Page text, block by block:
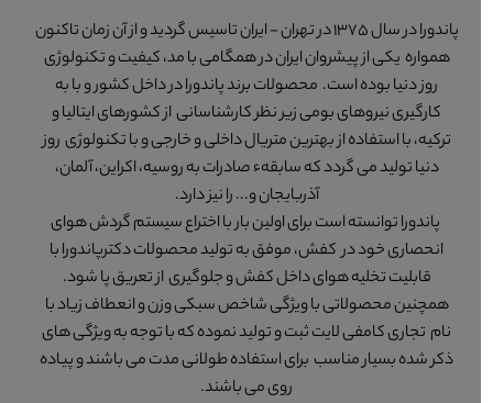
پاندورا در سال 1375 در تهران - ایران تاسیس گردید و از آن زمان تاکنون
همواره یکی از پیشروان ایران در همگامی با مد، کیفیت و تکنولوژی
روز دنیا بوده است. محصولات برند پاندورا در داخل کشور و با به
کارگیری نیروهای بومی زیر نظر کارشناسانی از کشورهای ایتالیا و
ترکیه، با استفاده از بهترین متریال داخلی و خارجی و با تکنولوژی روز
دنیا تولید می گردد که سابقهء صادرات به روسیه، اکراین، آلمان،
آذربایجان و... را نیز دارد.
پاندورا توانسته است برای اولین بار با اختراع سیستم گردش هوای
انحصاری خود در کفش، موفق به تولید محصولات دکترپاندورا با
قابلیت تخلیه هوای داخل کفش و جلوگیری از تعریق پا شود.
همچنین محصولاتی با ویژگی شاخص سبکی وزن و انعطاف زیاد با
نام تجاری کامفی لایت ثبت و تولید نموده که با توجه به ویژگی های
ذکر شده بسیار مناسب برای استفاده طولانی مدت می باشند و پیاده
روی می باشند.